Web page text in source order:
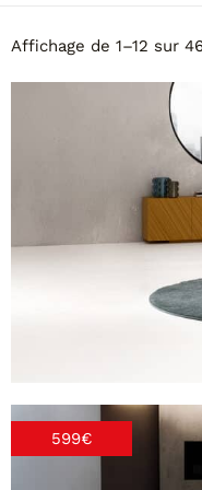
Affichage de 1–12 sur
599€